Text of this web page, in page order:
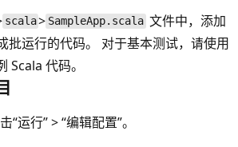
scala> SampleApp.scala 文件中，添加
批运行的代码。 对于基本测试，请使用
Scala 代码。
“运行” > “编辑配置”。